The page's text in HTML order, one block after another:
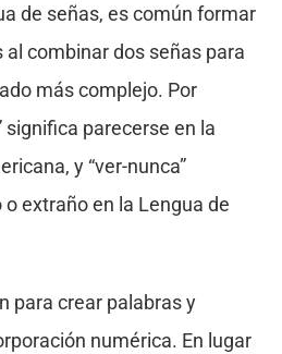
de señas, es común formar
combinar dos señas para
más complejo. Por
significa parecerse en la
y “ver-nunca”
extraño en la Lengua de
para crear palabras y
numérica. En lugar